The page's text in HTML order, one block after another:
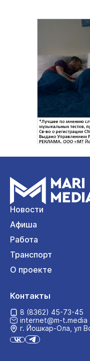
Новости
Афиша
Работа
Транспорт
О проекте
Контакты
8 (8362) 45-73-45
internet@m-t.media
г. Йошкар‑Ола, ул